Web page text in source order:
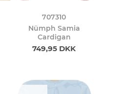
707310
Nümph Samia
Cardigan
749,95 DKK